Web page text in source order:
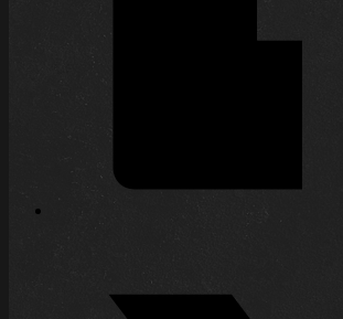
Diskussion einen deutlich
Raum einnehmen als noch
unverändert mag sich
andere die Frage stellen, ob